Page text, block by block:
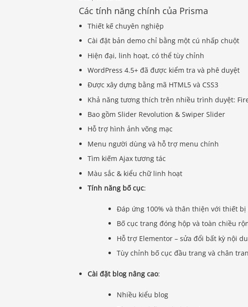
Các tính năng chính của Prisma
Thiết kế chuyên nghiệp
Cài đặt bản demo chỉ bằng một cú nhấp chuột
Hiện đại, linh hoạt, có thể tùy chỉnh
WordPress 4.5+ đã được kiểm tra và phê duyệt
Được xây dựng bằng mã HTML5 và CSS3
Khả năng tương thích trên nhiều trình duyệt:
Bao gồm Slider Revolution & Swiper Slider
Hỗ trợ hình ảnh võng mạc
Menu người dùng và hỗ trợ menu chính
Tìm kiếm Ajax tương tác
Màu sắc & kiểu chữ linh hoạt
Tính năng bố cục:
Đáp ứng 100% và thân thiện với thiết
Bố cục trang đóng hộp và toàn chiều
Hỗ trợ Elementor – sửa đổi bất kỳ nội
Tùy chỉnh bố cục đầu trang và chân
Cài đặt blog nâng cao:
Nhiều kiểu blog